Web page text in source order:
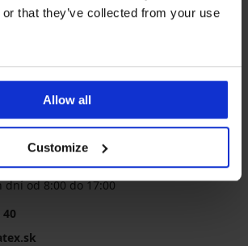
that they’ve collected from your use
Allow all
Customize
dní od 8:00 do 17:00
40